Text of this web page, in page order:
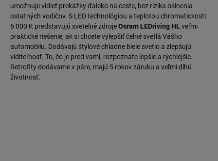
umožnuje vidieť prekážky ďaleko na ceste, bez rizika oslnenia
ostatných vodičov. S LED technológiou a teplotou chromatickosti
6 000 K predstavujú svetelné zdrojeOsram LEDriving HL veľmi
praktické riešenie, ak si chcete vylepšiť čelné svetlá Vášho
automobilu. Dodávajú štýlové chladne biele svetlo a zlepšujú
viditeľnosť. To, čo je pred vami, rozpoznáte lepšie a rýchlejšie.
Retrofity dodávame v páre, majú 5 rokov záruku a veľmi dlhú
životnosť.